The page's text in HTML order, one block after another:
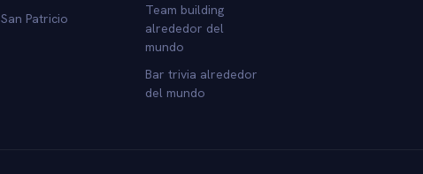
San Patricio
Team building
alrededor del
mundo
Bar trivia alrededor
del mundo